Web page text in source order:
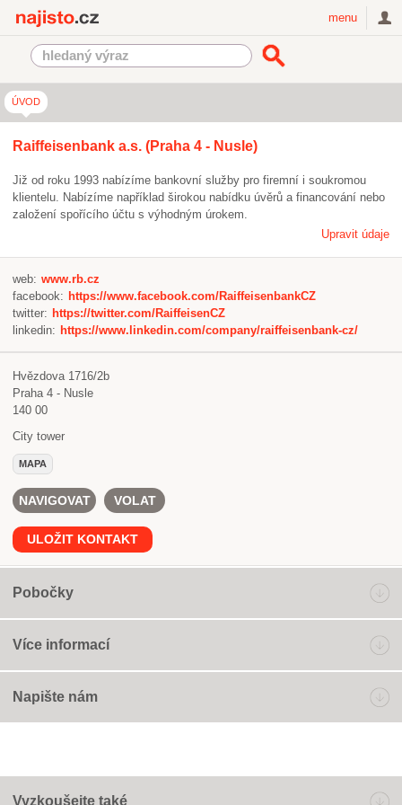
menu
ÚVOD
Raiffeisenbank a.s. (Praha 4 - Nusle)
Již od roku 1993 nabízíme bankovní služby pro firemní i soukromou
klientelu. Nabízíme například širokou nabídku úvěrů a financování nebo
založení spořícího účtu s výhodným úrokem.
Upravit údaje
web: www.rb.cz
facebook: https://www.facebook.com/RaiffeisenbankCZ
twitter: https://twitter.com/RaiffeisenCZ
linkedin: https://www.linkedin.com/company/raiffeisenbank-cz/
Hvězdova 1716/2b
Praha 4 - Nusle
140 00
City tower
MAPA
NAVIGOVAT VOLAT
ULOŽIT KONTAKT
Pobočky
Více informací
Napište nám
Vyzkoušejte také